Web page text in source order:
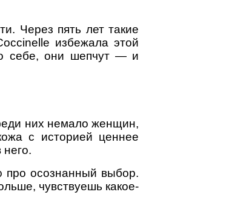
Через пять лет такие
избежала этой
себе, они шепчут — и
них немало женщин,
с историей ценнее
про осознанный выбор.
чувствуешь какое-